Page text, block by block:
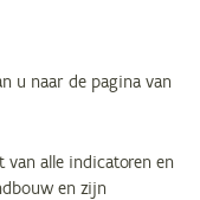
u naar de pagina van
alle indicatoren en
en zijn